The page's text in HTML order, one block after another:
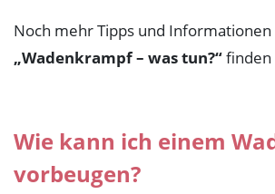
Noch mehr Tipps und Informationen
„Wadenkrampf – was tun?“ finden
Wie kann ich einem
vorbeugen?